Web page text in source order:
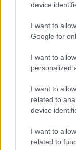
device
I want to
Google for
I want to
personalized
I want to
related to
device
I want to
related to
“Troisi
nostro
decisivo
nascosto
5 Agosto 2026,